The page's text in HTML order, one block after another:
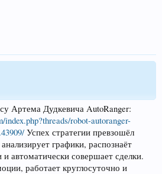
Артема Дудкевича AutoRanger:
robot-autoranger-
Успех стратегии превзошёл
графики, распознаёт
автоматически совершает сделки.
работает круглосуточно и